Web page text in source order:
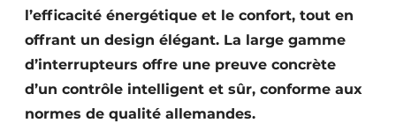
l’efficacité énergétique et le confort, tout en
offrant un design élégant. La large gamme
d’interrupteurs offre une preuve concrète
d’un contrôle intelligent et sûr, conforme aux
normes de qualité allemandes.